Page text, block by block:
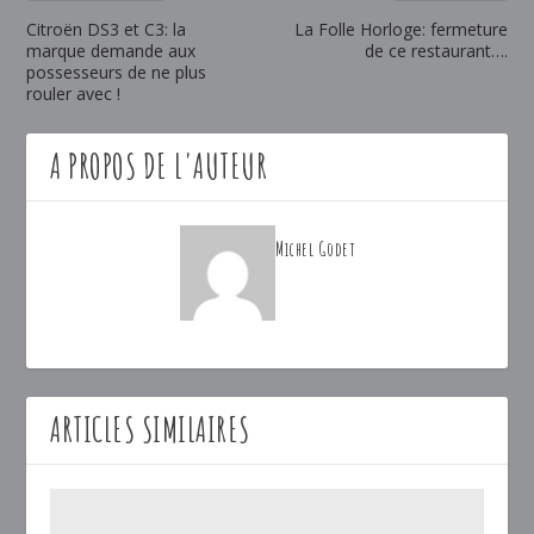
Citroën DS3 et C3: la
marque demande aux
possesseurs de ne plus
rouler avec !
La Folle Horloge: fermeture
de ce restaurant….
A PROPOS DE L'AUTEUR
Michel Godet
ARTICLES SIMILAIRES